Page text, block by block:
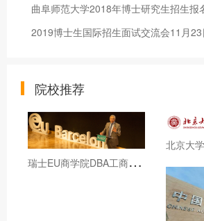
曲阜师范大学2018年博士研究生招生报
2019博士生国际招生面试交流会11月
院校推荐
瑞
士EU商学院DBA工商管理博士学位课程招生简章